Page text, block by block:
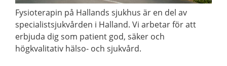
Fysioterapin på Hallands sjukhus är en del av
specialistsjukvården i Halland. Vi arbetar för att
erbjuda dig som patient god, säker och
högkvalitativ hälso- och sjukvård.